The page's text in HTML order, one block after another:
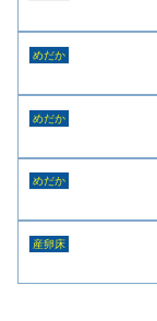
めだか
めだか
めだか
産卵床